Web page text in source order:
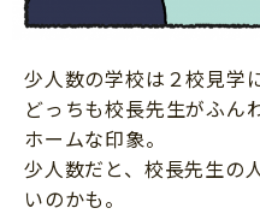
少人数の学校は２校見学
どっちも校長先生がふん
ホームな印象。
少人数だと、校長先生の
いのかも。